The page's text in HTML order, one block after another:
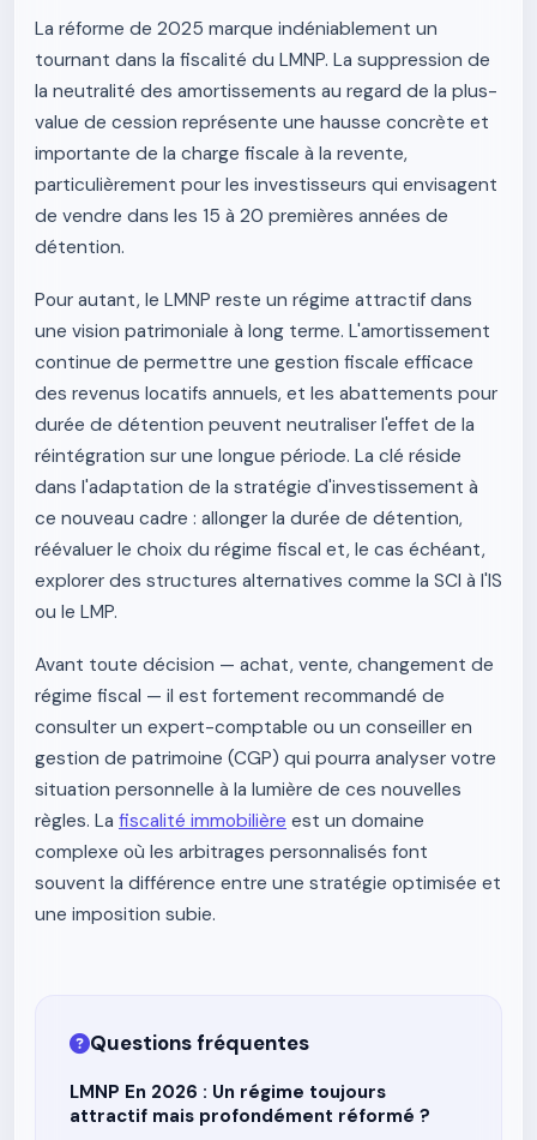
La réforme de 2025 marque indéniablement un
tournant dans la fiscalité du LMNP. La suppression de
la neutralité des amortissements au regard de la plus-
value de cession représente une hausse concrète et
importante de la charge fiscale à la revente,
particulièrement pour les investisseurs qui envisagent
de vendre dans les 15 à 20 premières années de
détention.
Pour autant, le LMNP reste un régime attractif dans
une vision patrimoniale à long terme. L'amortissement
continue de permettre une gestion fiscale efficace
des revenus locatifs annuels, et les abattements pour
durée de détention peuvent neutraliser l'effet de la
réintégration sur une longue période. La clé réside
dans l'adaptation de la stratégie d'investissement à
ce nouveau cadre : allonger la durée de détention,
réévaluer le choix du régime fiscal et, le cas échéant,
explorer des structures alternatives comme la SCI à l'IS
ou le LMP.
Avant toute décision — achat, vente, changement de
régime fiscal — il est fortement recommandé de
consulter un expert-comptable ou un conseiller en
gestion de patrimoine (CGP) qui pourra analyser votre
situation personnelle à la lumière de ces nouvelles
règles. La fiscalité immobilière est un domaine
complexe où les arbitrages personnalisés font
souvent la différence entre une stratégie optimisée et
une imposition subie.
Questions fréquentes
LMNP En 2026 : Un régime toujours
attractif mais profondément réformé ?